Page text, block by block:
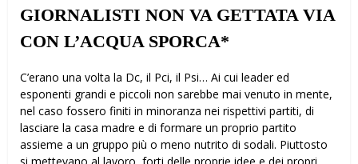
GIORNALISTI NON VA GETTATA VIA
CON L’ACQUA SPORCA*
C’erano una volta la Dc, il Pci, il Psi… Ai cui leader ed
esponenti grandi e piccoli non sarebbe mai venuto in mente,
nel caso fossero finiti in minoranza nei rispettivi partiti, di
lasciare la casa madre e di formare un proprio partito
assieme a un gruppo più o meno nutrito di sodali. Piuttosto